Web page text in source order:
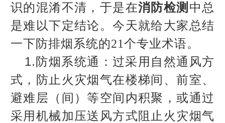
识的混淆不清，于是在消防检测 中总
是难以下定结论。今天就给大家总结
一下防排烟系统的21个专业术语。
1.防烟系统通：过采用自然通风方
式，防止火灾烟气在楼梯间、前室、
避难层（间）等空间内积聚，或通过
采用机械加压送风方式阻止火灾烟气